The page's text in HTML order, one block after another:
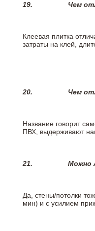
19. Чем
Клеевая плитка
затраты на клей,
20. Чем
Название говорит
ПВХ, выдерживают
21. Можно
Да, стены/потолки
мин) и с усилием